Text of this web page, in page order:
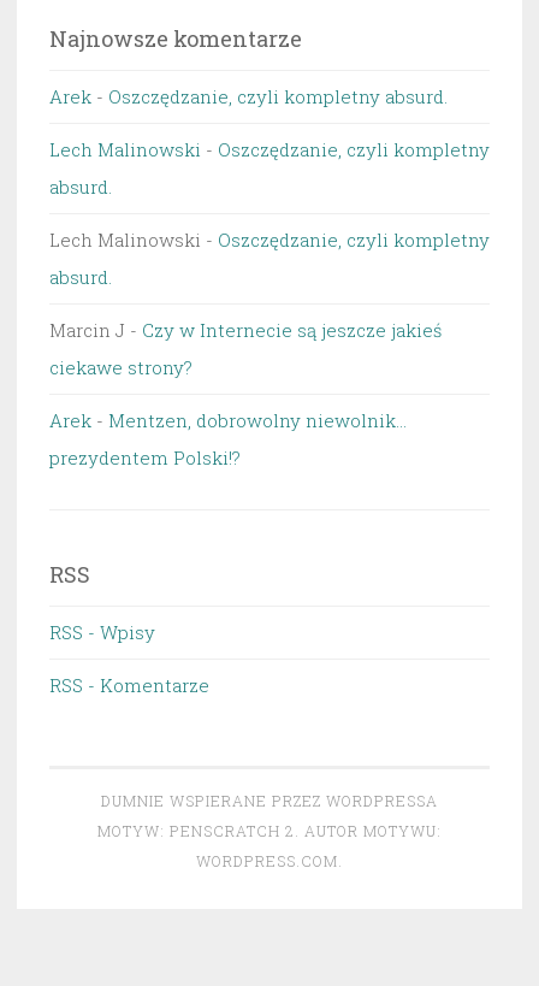
Najnowsze komentarze
Arek - Oszczędzanie, czyli kompletny absurd.
Lech Malinowski - Oszczędzanie, czyli kompletny
absurd.
Lech Malinowski - Oszczędzanie, czyli kompletny
absurd.
Marcin J - Czy w Internecie są jeszcze jakieś
ciekawe strony?
Arek - Mentzen, dobrowolny niewolnik…
prezydentem Polski!?
RSS
RSS - Wpisy
RSS - Komentarze
DUMNIE WSPIERANE PRZEZ WORDPRESSA
MOTYW: PENSCRATCH 2. AUTOR MOTYWU:
WORDPRESS.COM.